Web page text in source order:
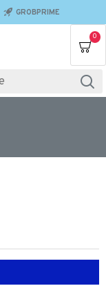
GROBPRIME
0